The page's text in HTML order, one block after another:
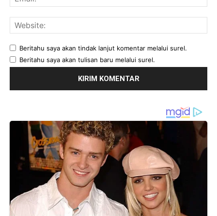
Beritahu saya akan tindak lanjut komentar melalui surel.
Beritahu saya akan tulisan baru melalui surel.